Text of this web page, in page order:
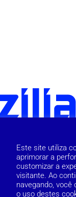
Este site utiliza
aprimorar a
customizar a
visitante. Ao
navegando, você
o uso destes